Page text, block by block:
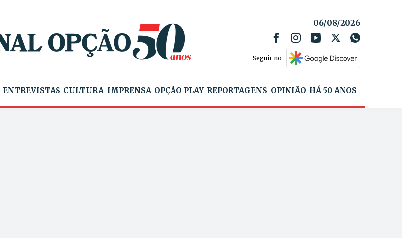
06/08/2026
Seguir no
ENTREVISTAS CULTURA IMPRENSA OPÇÃO PLAY REPORTAGENS OPINIÃO HÁ 50 ANOS